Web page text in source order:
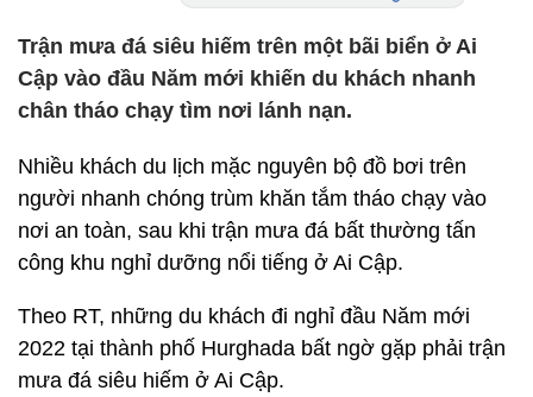
Trận mưa đá siêu hiếm trên một bãi biển ở Ai
Cập vào đầu Năm mới khiến du khách nhanh
chân tháo chạy tìm nơi lánh nạn.
Nhiều khách du lịch mặc nguyên bộ đồ bơi trên
người nhanh chóng trùm khăn tắm tháo chạy vào
nơi an toàn, sau khi trận mưa đá bất thường tấn
công khu nghỉ dưỡng nổi tiếng ở Ai Cập.
Theo RT, những du khách đi nghỉ đầu Năm mới
2022 tại thành phố Hurghada bất ngờ gặp phải trận
mưa đá siêu hiếm ở Ai Cập.